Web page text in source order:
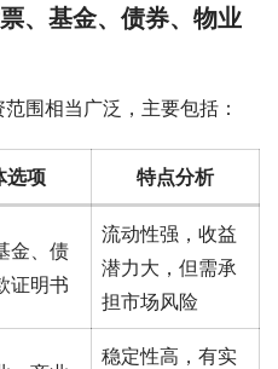
、基金、债券、物业
围相当广泛，主要包括：
选项 特点分析
金、债
证明书
流动性强，收益
潜力大，但需承
担市场风险
稳定性高，有实